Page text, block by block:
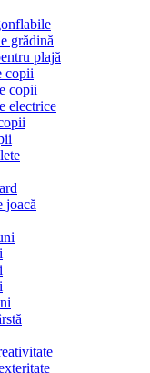
grădină
plajă
copii
copii
electrice
joacă